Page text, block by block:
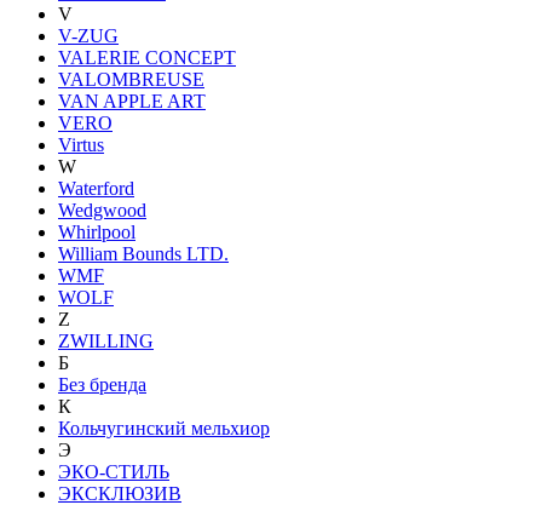
V
V-ZUG
VALERIE CONCEPT
VALOMBREUSE
VAN APPLE ART
VERO
Virtus
W
Waterford
Wedgwood
Whirlpool
William Bounds LTD.
WMF
WOLF
Z
ZWILLING
Б
Без бренда
К
Кольчугинский мельхиор
Э
ЭКО-СТИЛЬ
ЭКСКЛЮЗИВ